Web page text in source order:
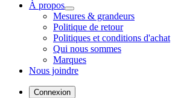
À propos
Mesures & grandeurs
Politique de retour
Politiques et conditions d'achat
Qui nous sommes
Marques
Nous joindre
Connexion